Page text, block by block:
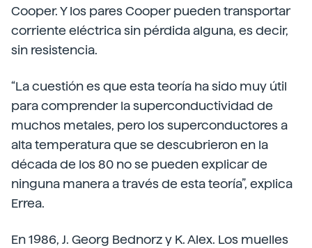
Cooper. Y los pares Cooper pueden transportar
corriente eléctrica sin pérdida alguna, es decir,
sin resistencia.
“La cuestión es que esta teoría ha sido muy útil
para comprender la superconductividad de
muchos metales, pero los superconductores a
alta temperatura que se descubrieron en la
década de los 80 no se pueden explicar de
ninguna manera a través de esta teoría”, explica
Errea.
En 1986, J. Georg Bednorz y K. Alex. Los muelles